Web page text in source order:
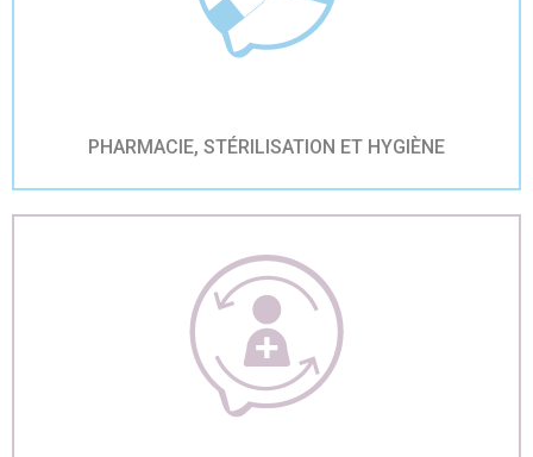
PHARMACIE, STÉRILISATION ET HYGIÈNE